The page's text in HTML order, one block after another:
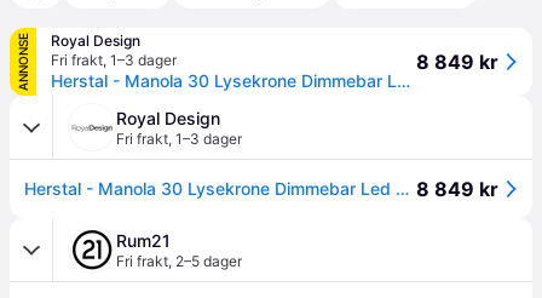
ANNONSE
Royal Design
Fri frakt, 1–3 dager
Herstal - Manola 30 Lysekrone Dimmebar Led Svart - Sort
8 849 kr
Royal Design
Fri frakt, 1–3 dager
Herstal - Manola 30 Lysekrone Dimmebar Led Svart - Sort 8 849 kr
Rum21
Fri frakt, 2–5 dager